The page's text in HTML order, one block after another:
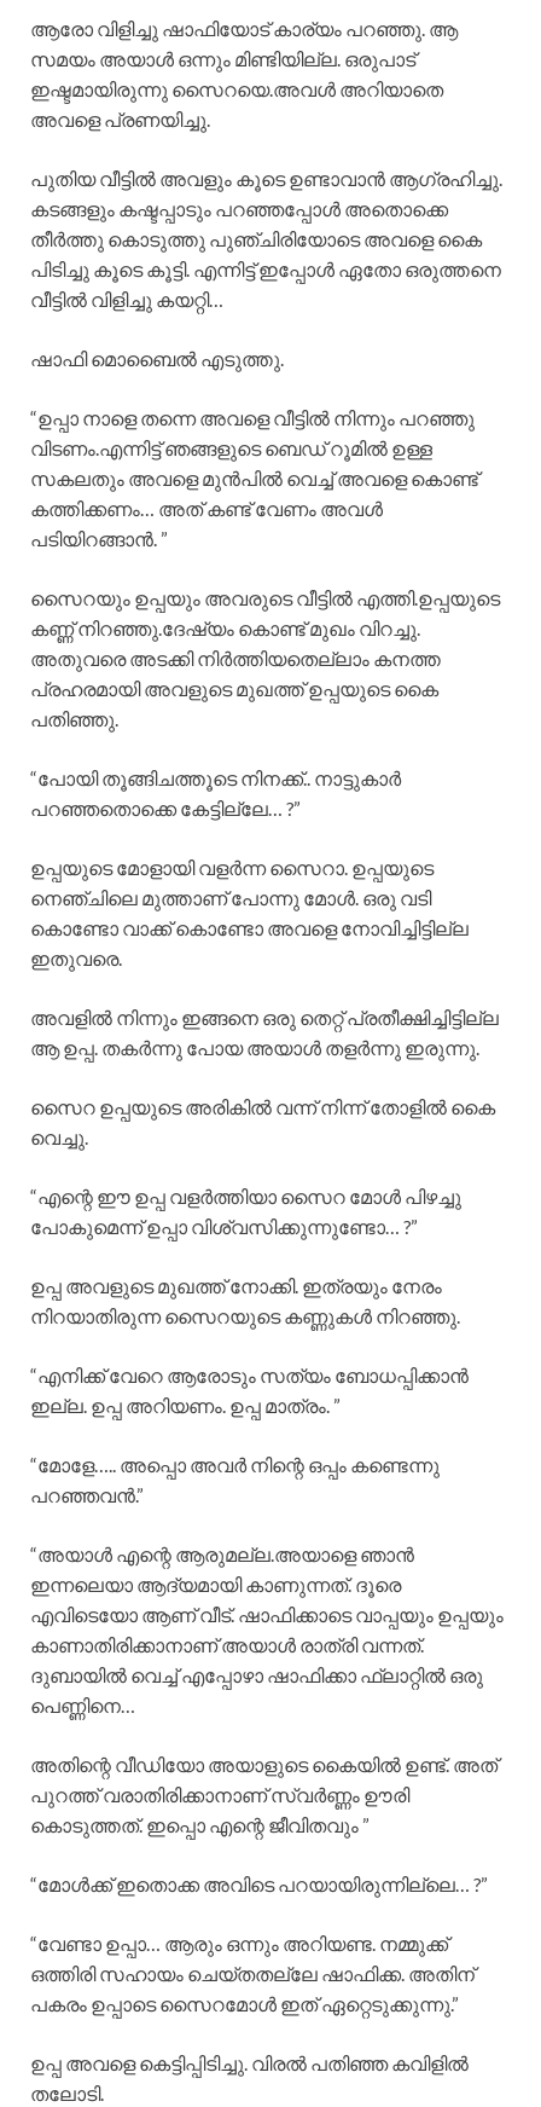
ആരോ വിളിച്ചു ഷാഫിയോട് കാര്യം പറഞ്ഞു. ആ
സമയം അയാൾ ഒന്നും മിണ്ടിയില്ല. ഒരുപാട്
ഇഷ്ടമായിരുന്നു സൈറയെ.അവൾ അറിയാതെ
അവളെ പ്രണയിച്ചു.
പുതിയ വീട്ടിൽ അവളും കൂടെ ഉണ്ടാവാൻ ആഗ്രഹിച്ചു.
കടങ്ങളും കഷ്ടപ്പാടും പറഞ്ഞപ്പോൾ അതൊക്കെ
തീർത്തു കൊടുത്തു പുഞ്ചിരിയോടെ അവളെ കൈ
പിടിച്ചു കൂടെ കൂട്ടി. എന്നിട്ട് ഇപ്പോൾ ഏതോ ഒരുത്തനെ
വീട്ടിൽ വിളിച്ചു കയറ്റി…
ഷാഫി മൊബൈൽ എടുത്തു.
“ഉപ്പാ നാളെ തന്നെ അവളെ വീട്ടിൽ നിന്നും പറഞ്ഞു
വിടണം.എന്നിട്ട് ഞങ്ങളുടെ ബെഡ് റൂമിൽ ഉള്ള
സകലതും അവളെ മുൻപിൽ വെച്ച് അവളെ കൊണ്ട്
കത്തിക്കണം… അത്‌ കണ്ട് വേണം അവൾ
പടിയിറങ്ങാൻ. ”
സൈറയും ഉപ്പയും അവരുടെ വീട്ടിൽ എത്തി.ഉപ്പയുടെ
കണ്ണ് നിറഞ്ഞു.ദേഷ്യം കൊണ്ട് മുഖം വിറച്ചു.
അതുവരെ അടക്കി നിർത്തിയതെല്ലാം കനത്ത
പ്രഹരമായി അവളുടെ മുഖത്ത്‌ ഉപ്പയുടെ കൈ
പതിഞ്ഞു.
“പോയി തൂങ്ങിചത്തൂടെ നിനക്ക്.. നാട്ടുകാർ
പറഞ്ഞതൊക്കെ കേട്ടില്ലേ… ?”
ഉപ്പയുടെ മോളായി വളർന്ന സൈറാ. ഉപ്പയുടെ
നെഞ്ചിലെ മുത്താണ് പോന്നു മോൾ. ഒരു വടി
കൊണ്ടോ വാക്ക് കൊണ്ടോ അവളെ നോവിച്ചിട്ടില്ല
ഇതുവരെ.
അവളിൽ നിന്നും ഇങ്ങനെ ഒരു തെറ്റ് പ്രതീക്ഷിച്ചിട്ടില്ല
ആ ഉപ്പ. തകർന്നു പോയ അയാൾ തളർന്നു ഇരുന്നു.
സൈറ ഉപ്പയുടെ അരികിൽ വന്ന് നിന്ന് തോളിൽ കൈ
വെച്ചു.
“എന്റെ ഈ ഉപ്പ വളർത്തിയാ സൈറ മോൾ പിഴച്ചു
പോകുമെന്ന് ഉപ്പാ വിശ്വസിക്കുന്നുണ്ടോ… ?”
ഉപ്പ അവളുടെ മുഖത്ത്‌ നോക്കി. ഇത്രയും നേരം
നിറയാതിരുന്ന സൈറയുടെ കണ്ണുകൾ നിറഞ്ഞു.
“എനിക്ക് വേറെ ആരോടും സത്യം ബോധപ്പിക്കാൻ
ഇല്ല. ഉപ്പ അറിയണം. ഉപ്പ മാത്രം. ”
“മോളേ….. അപ്പൊ അവർ നിന്റെ ഒപ്പം കണ്ടെന്നു
പറഞ്ഞവൻ.”
“അയാൾ എന്റെ ആരുമല്ല.അയാളെ ഞാൻ
ഇന്നലെയാ ആദ്യമായി കാണുന്നത്. ദൂരെ
എവിടെയോ ആണ് വീട്. ഷാഫിക്കാടെ വാപ്പയും ഉപ്പയും
കാണാതിരിക്കാനാണ്‌ അയാൾ രാത്രി വന്നത്.
ദുബായിൽ വെച്ച് എപ്പോഴാ ഷാഫിക്കാ ഫ്ലാറ്റിൽ ഒരു
പെണ്ണിനെ…
അതിന്റെ വീഡിയോ അയാളുടെ കൈയിൽ ഉണ്ട്. അത്‌
പുറത്ത് വരാതിരിക്കാനാണ് സ്വർണ്ണം ഊരി
കൊടുത്തത്. ഇപ്പൊ എന്റെ ജീവിതവും ”
“മോൾക്ക്‌ ഇതൊക്ക അവിടെ പറയായിരുന്നില്ലെ… ?”
“വേണ്ടാ ഉപ്പാ… ആരും ഒന്നും അറിയണ്ട. നമ്മുക്ക്
ഒത്തിരി സഹായം ചെയ്തതല്ലേ ഷാഫിക്ക. അതിന്‌
പകരം ഉപ്പാടെ സൈറമോൾ ഇത്‌ ഏറ്റെടുക്കുന്നു.”
ഉപ്പ അവളെ കെട്ടിപ്പിടിച്ചു. വിരൽ പതിഞ്ഞ കവിളിൽ
തലോടി.